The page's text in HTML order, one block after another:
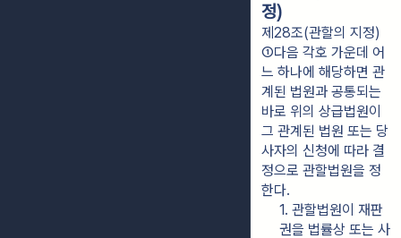
정)
제28조(관할의 지정)
①다음 각호 가운데 어
느 하나에 해당하면 관
계된 법원과 공통되는
바로 위의 상급법원이
그 관계된 법원 또는 당
사자의 신청에 따라 결
정으로 관할법원을 정
한다.
1. 관할법원이 재판
권을 법률상 또는 사